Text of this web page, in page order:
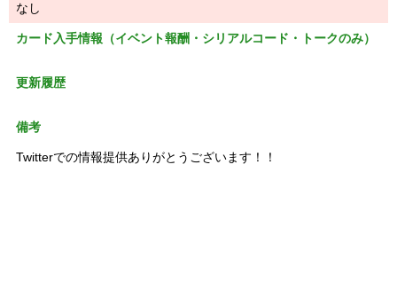
なし
カード入手情報（イベント報酬・シリアルコード・トークのみ）
更新履歴
備考
Twitterでの情報提供ありがとうございます！！